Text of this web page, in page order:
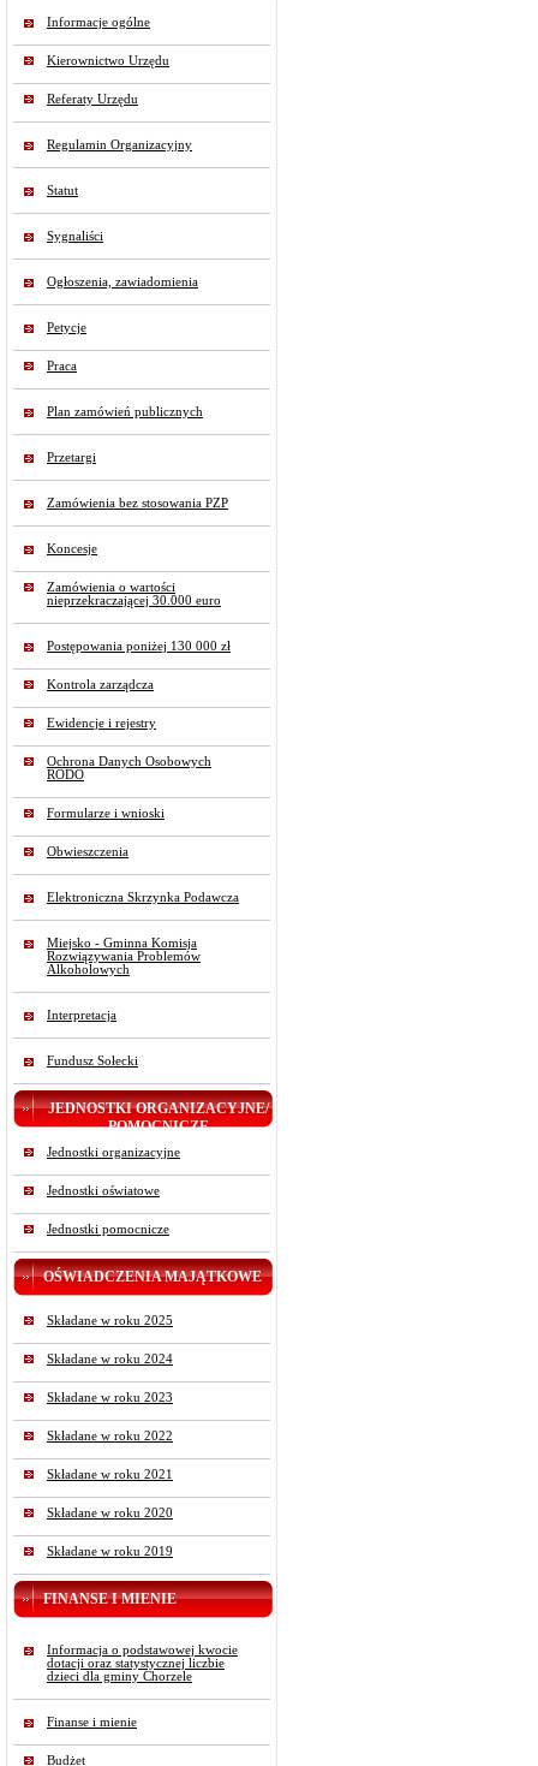
Informacje ogólne
Kierownictwo Urzędu
Referaty Urzędu
Regulamin Organizacyjny
Statut
Sygnaliści
Ogłoszenia, zawiadomienia
Petycje
Praca
Plan zamówień publicznych
Przetargi
Zamówienia bez stosowania PZP
Koncesje
Zamówienia o wartości
nieprzekraczającej 30.000 euro
Postępowania poniżej 130 000 zł
Kontrola zarządcza
Ewidencje i rejestry
Ochrona Danych Osobowych
RODO
Formularze i wnioski
Obwieszczenia
Elektroniczna Skrzynka Podawcza
Miejsko - Gminna Komisja
Rozwiązywania Problemów
Alkoholowych
Interpretacja
Fundusz Sołecki
JEDNOSTKI ORGANIZACYJNE/
POMOCNICZE
Jednostki organizacyjne
Jednostki oświatowe
Jednostki pomocnicze
OŚWIADCZENIA MAJĄTKOWE
Składane w roku 2025
Składane w roku 2024
Składane w roku 2023
Składane w roku 2022
Składane w roku 2021
Składane w roku 2020
Składane w roku 2019
FINANSE I MIENIE
Informacja o podstawowej kwocie
dotacji oraz statystycznej liczbie
dzieci dla gminy Chorzele
Finanse i mienie
Budżet